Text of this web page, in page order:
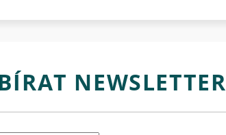
NEWSLETTER